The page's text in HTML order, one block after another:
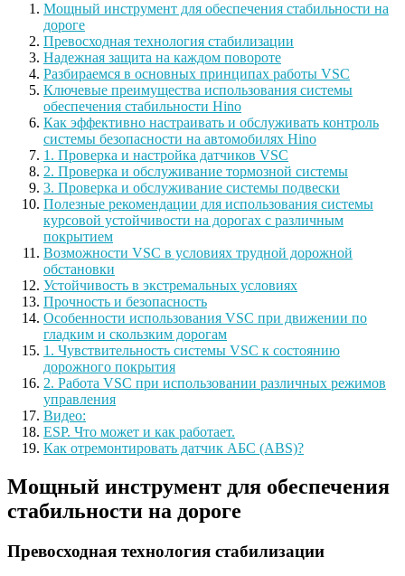
Мощный инструмент для обеспечения стабильности на
дороге
Превосходная технология стабилизации
Надежная защита на каждом повороте
Разбираемся в основных принципах работы VSC
Ключевые преимущества использования системы
обеспечения стабильности Hino
Как эффективно настраивать и обслуживать контроль
системы безопасности на автомобилях Hino
1. Проверка и настройка датчиков VSC
2. Проверка и обслуживание тормозной системы
3. Проверка и обслуживание системы подвески
Полезные рекомендации для использования системы
курсовой устойчивости на дорогах с различным
покрытием
Возможности VSC в условиях трудной дорожной
обстановки
Устойчивость в экстремальных условиях
Прочность и безопасность
Особенности использования VSC при движении по
гладким и скользким дорогам
1. Чувствительность системы VSC к состоянию
дорожного покрытия
2. Работа VSC при использовании различных режимов
управления
Видео:
ESP. Что может и как работает.
Как отремонтировать датчик АБС (ABS)?
Мощный инструмент для обеспечения
стабильности на дороге
Превосходная технология стабилизации